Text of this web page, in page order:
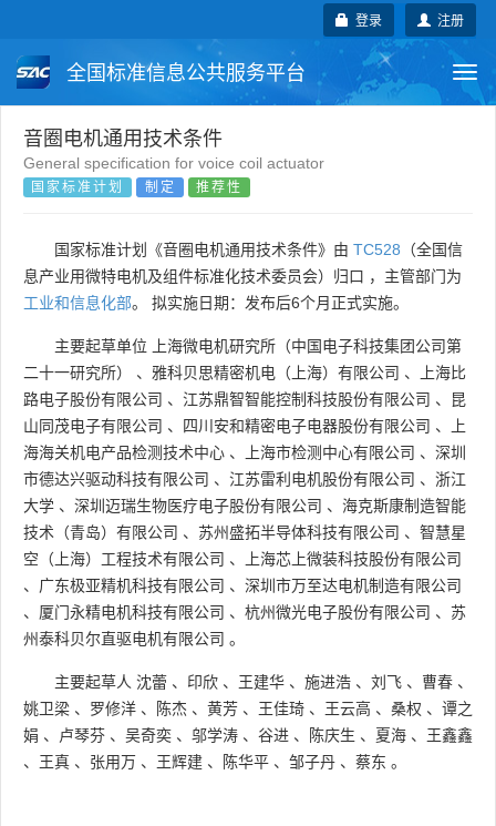
注册
登录
全国标准信息公共服务平台
国家标准 行业标准
团体标准 企业标准
国外标准 技术委员会
音圈电机通用技术条件
General specification for voice coil actuator
国家标准计划 制定 推荐性
国家标准计划《音圈电机通用技术条件》由 TC528 （全国信
息产业用微特电机及组件标准化技术委员会）归口 ，主管部门为
工业和信息化部。 拟实施日期：发布后6个月正式实施。
主要起草单位
上海微电机研究所（中国电子科技集团公司第
二十一研究所）
、 雅科贝思精密机电（上海）有限公司 、
上海比
路电子股份有限公司 、 江苏鼎智智能控制科技股份有限公司 、
昆
山同茂电子有限公司 、 四川安和精密电子电器股份有限公司 、
上
海海关机电产品检测技术中心 、 上海市检测中心有限公司 、 深圳
市德达兴驱动科技有限公司 、 江苏雷利电机股份有限公司 、 浙江
大学 、 深圳迈瑞生物医疗电子股份有限公司 、 海克斯康制造智能
技术（青岛）有限公司 、 苏州盛拓半导体科技有限公司 、 智慧星
空（上海）工程技术有限公司 、
上海芯上微装科技股份有限公司
、 广东极亚精机科技有限公司 、 深圳市万至达电机制造有限公司
、 厦门永精电机科技有限公司 、 杭州微光电子股份有限公司 、 苏
州泰科贝尔直驱电机有限公司 。
主要起草人 沈蕾 、 印欣 、 王建华 、 施进浩 、 刘飞 、 曹春 、
姚卫梁 、 罗修洋 、 陈杰 、 黄芳 、 王佳琦 、 王云高 、 桑权 、 谭之
娟 、 卢琴芬 、 吴奇奕 、 邬学涛 、 谷进 、 陈庆生 、 夏海 、 王鑫鑫
、 王真 、 张用万 、 王辉建 、 陈华平 、 邹子丹 、 蔡东 。